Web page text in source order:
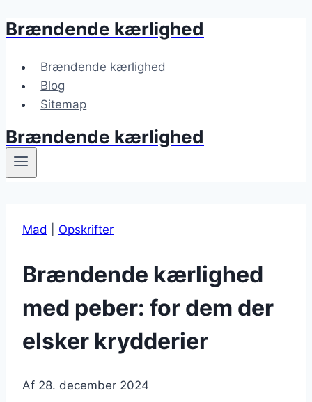
Fortsæt
indhold
Brændende kærlighed
Brændende kærlighed
Blog
Sitemap
Brændende kærlighed
Mad Opskrifter
Brændende kærlighed
med peber: for dem der
elsker krydderier
Af 28. december 2024